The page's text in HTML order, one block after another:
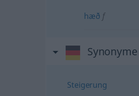
hæð f
Steigerung